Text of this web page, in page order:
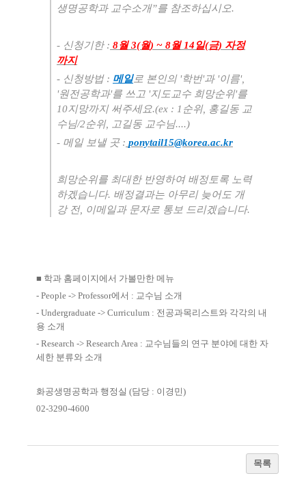
생명공학과 교수소개”를 참조하십시오.
- 신청기한 : 8월3(월) ~ 8월14 일(금) 자정
까지
- 신청방법 : 메일로 본인의 '학번'과 '이름',
'원전공학과'를 쓰고 '지도교수 희망순위'를
10지망까지 써주세요.(ex : 1 순위, 홍길동 교
수님/2순위, 고길동 교수님....)
- 메일 보낼 곳 : ponytail15@korea.ac.kr
희망순위를 최대한 반영하여 배정토록 노력
하겠습니다. 배정결과는 아무리 늦어도 개
강 전, 이메일과 문자로 통보 드리겠습니다.
■ 학과 홈페이지에서 가볼만한 메뉴
- People -> Professor에서 : 교수님 소개
- Undergraduate -> Curriculum : 전공과목리스트와 각각의 내
용 소개
- Research -> Research Area : 교수님들의 연구 분야에 대한 자
세한 분류와 소개
화공생명공학과 행정실 (담당 : 이경민)
02-3290-4600
목록